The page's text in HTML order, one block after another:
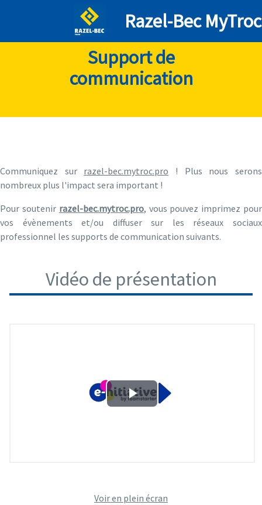
Razel-Bec MyTroc
Support de
communication
Communiquez sur razel-bec.mytroc.pro ! Plus nous serons
nombreux plus l'impact sera important !
Pour soutenir razel-bec.mytroc.pro, vous pouvez imprimez pour
vos évènements et/ou diffuser sur les réseaux sociaux
professionnel les supports de communication suivants.
Vidéo de présentation
Voir en plein écran